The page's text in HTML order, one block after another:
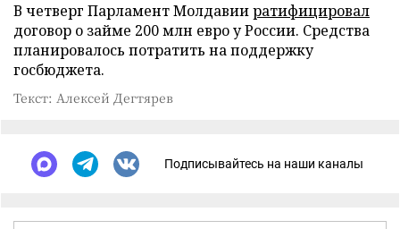
В четверг Парламент Молдавииратифицировал
договор о займе 200 млн евро у России. Средства
планировалось потратить на поддержку
госбюджета.
Текст: Алексей Дегтярев
Подписывайтесь на наши каналы